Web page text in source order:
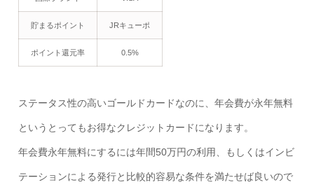
貯まるポイント JRキューポ
ポイント還元率 0.5%
ステータス性の高いゴールドカードなのに、年会費が永年無料
というとってもお得なクレジットカードになります。
年会費永年無料にするには年間50万円の利用、もしくはインビ
テーションによる発行と比較的容易な条件を満たせば良いので